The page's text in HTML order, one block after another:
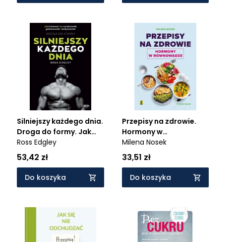
Silniejszy każdego dnia.
Droga do formy. Jak
trenować na
czymkolwiek,
gdziekolwiek i
kiedykolwiek
Ross Edgley
53,42 zł
Do koszyka
Przepisy na zdrowie.
Hormony w
równowadze
Milena Nosek
33,51 zł
Do koszyka